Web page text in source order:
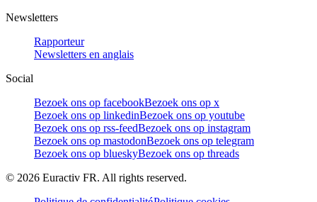
Newsletters
Rapporteur
Newsletters en anglais
Social
Bezoek ons op facebookBezoek ons op x
Bezoek ons op linkedinBezoek ons op youtube
Bezoek ons op rss-feedBezoek ons op instagram
Bezoek ons op mastodonBezoek ons op telegram
Bezoek ons op blueskyBezoek ons op threads
© 2026 Euractiv FR. All rights reserved.